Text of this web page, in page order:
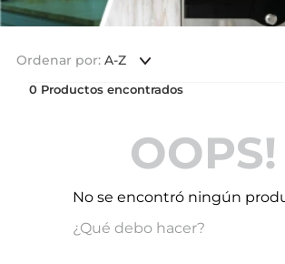
Ordenar por A-Z
0
OOPS!
No se encontró ningún
¿Qué debo hacer?